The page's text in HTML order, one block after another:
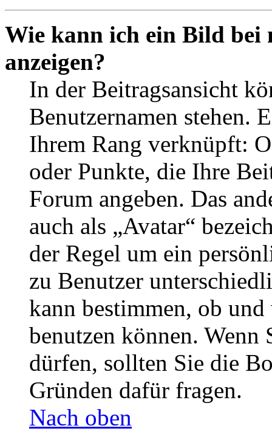
Wie kann ich ein Bild bei
anzeigen?
In der Beitragsansicht
Benutzernamen stehen.
Ihrem Rang verknüpft:
oder Punkte, die Ihre
Forum angeben. Das
auch als „Avatar“
der Regel um ein
zu Benutzer
kann bestimmen, ob
benutzen können. Wenn
dürfen, sollten Sie die
Gründen dafür fragen.
Nach oben